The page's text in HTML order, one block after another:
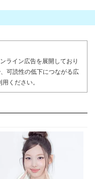
ライン広告を展開しており
可読性の低下につながる広
用ください。